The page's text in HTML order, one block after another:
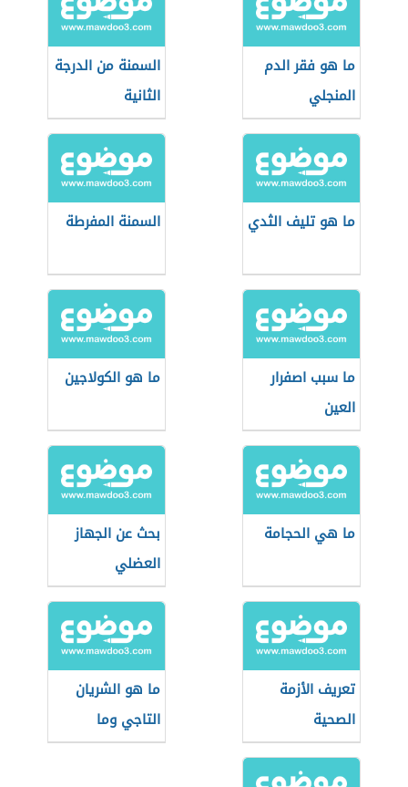
ما هو فقر الدم
المنجلي
السمنة من الدرجة
الثانية
ما هو تليف الثدي السمنة المفرطة
ما سبب اصفرار
العين
ما هو الكولاجين
ما هي الحجامة
بحث عن الجهاز
العضلي
تعريف الأزمة
الصحية
ما هو الشريان
التاجي وما
وظيفته